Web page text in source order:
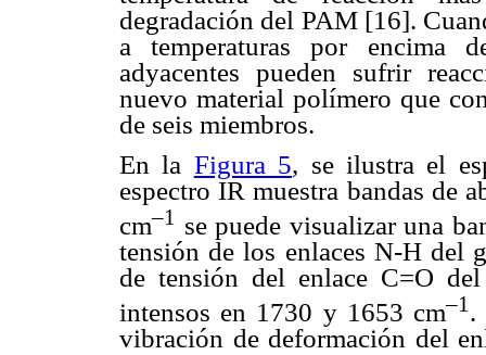
degradación del PAM [16].
a temperaturas por encima
adyacentes pueden sufrir
nuevo material polímero que
de seis miembros.
En la Figura 5, se ilustra el
espectro IR muestra bandas de
cm–1 se puede visualizar una
tensión de los enlaces N-H del
de tensión del enlace C=O
intensos en 1730 y 1653 cm–1 .
vibración de deformación del